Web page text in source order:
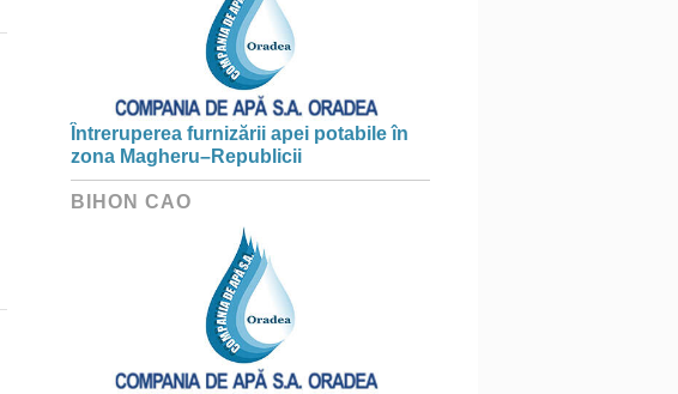
Întreruperea furnizării apei potabile în
zona Magheru–Republicii
BIHON CAO